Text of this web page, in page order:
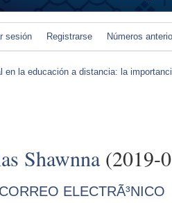
sesión Registrarse Números
en la educación a distancia: la
Shawnna(2019-
ELECTRÃ³NICO